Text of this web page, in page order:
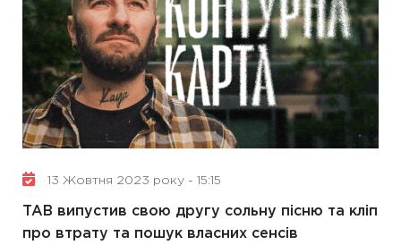
13 Жовтня 2023 року - 15:15
TAB випустив свою другу сольну пісню та кліп
про втрату та пошук власних сенсів